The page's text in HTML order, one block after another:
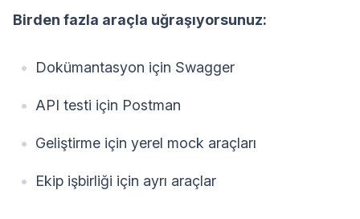
Birden fazla araçla uğraşıyorsunuz:
Dokümantasyon için Swagger
API testi için Postman
Geliştirme için yerel mock araçları
Ekip işbirliği için ayrı araçlar